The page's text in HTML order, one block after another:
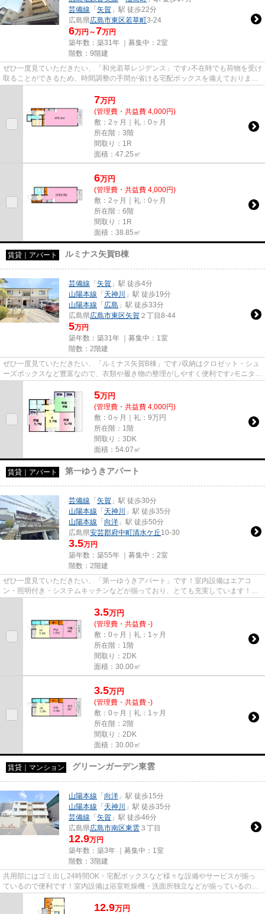
芸備線 「 矢賀 」駅 徒歩22分
広島県広島市東区若草町3-24
6万円～7万円
築年数：築31年 ｜募集中： 2室
階数：9階建
ぜひ一度見ていただきたい、「和光若草レジデンス」です♪不在時でも荷物を受け
取ることができるため、時間調整の手間が省ける宅配ボックスを備えております♪
7万円
(管理費・共益費 4,000円)
敷：2ヶ月｜礼：0ヶ月
所在階：3階
間取り：1R
面積：47.25㎡
6万円
(管理費・共益費 4,000円)
敷：2ヶ月｜礼：0ヶ月
所在階：6階
間取り：1R
面積：38.85㎡
賃貸｜アパート ルミナス矢賀B棟
芸備線 「 矢賀 」駅 徒歩4分
山陽本線 「 天神川
」駅 徒歩19分
山陽本線 「 広島 」駅 徒歩33分
広島県広島市東区矢賀 ２丁目8-44
5万円
築年数：築31年 ｜募集中： 1室
階数：2階建
ぜひ一度見ていただきたい、「ルミナス矢賀B棟」です♪収納はクロゼット・シュ
ーズボックスなど豊富なので、衣類や履き物の整理がしやすく便利です♪モニター
5万円
(管理費・共益費 4,000円)
敷：0ヶ月｜礼：9万円
所在階：1階
間取り：3DK
面積：54.07㎡
賃貸｜アパート 第一ゆうきアパート
芸備線 「 矢賀 」駅 徒歩30分
山陽本線 「 天神川
」駅 徒歩35分
山陽本線 「 向洋 」駅 徒歩50分
広島県安芸郡府中町清水ケ丘10-30
3.5万円
築年数：築55年 ｜募集中： 2室
階数：2階建
ぜひ一度見ていただきたい、「第一ゆうきアパート」です！室内設備はエアコ
ン・照明付き・システムキッチンなどが揃っており、とても充実しています！キ
3.5万円
(管理費・共益費 -)
敷：0ヶ月｜礼：1ヶ月
所在階：1階
間取り：2DK
面積：30.00㎡
3.5万円
(管理費・共益費 -)
敷：0ヶ月｜礼：1ヶ月
所在階：2階
間取り：2DK
面積：30.00㎡
賃貸｜マンション グリーンガーデン東雲
山陽本線 「 向洋 」駅 徒歩15分
山陽本線 「 天神川
」駅 徒歩35分
芸備線 「 矢賀 」駅 徒歩46分
広島県広島市南区東雲 ３丁目
12.9万円
築年数：築3年 ｜募集中： 1室
階数：3階建
共用部にはゴミ出し24時間OK・宅配ボックスなど様々な設備やサービスが揃っ
ているので便利です！室内設備は浴室乾燥機・洗面所独立などが揃っているの
で、快適に過ごしやすいお部屋に...
12.9万円